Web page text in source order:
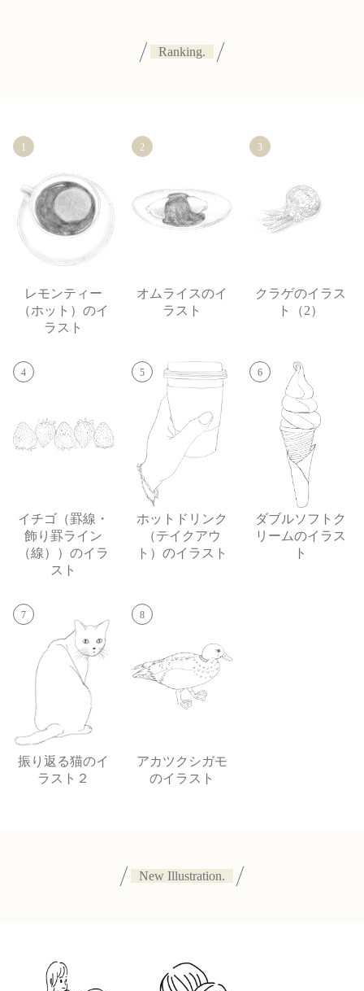
Ranking.
1
レモンティー
（ホット）のイ
ラスト
2
オムライスのイ
ラスト
3
クラゲのイラス
ト（2）
4
イチゴ（罫線・
飾り罫ライン
（線））のイラ
スト
5
ホットドリンク
（テイクアウ
ト）のイラスト
6
ダブルソフトク
リームのイラス
ト
7
振り返る猫のイ
ラスト２
8
アカツクシガモ
のイラスト
New Illustration.